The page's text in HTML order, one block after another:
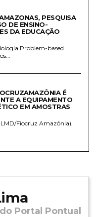
PESQUISA
DE ENSINO-
DA EDUCAÇÃO
Problem-based
É
A EQUIPAMENTO
EM AMOSTRAS
Fiocruz Amazônia),
Portal Pontual